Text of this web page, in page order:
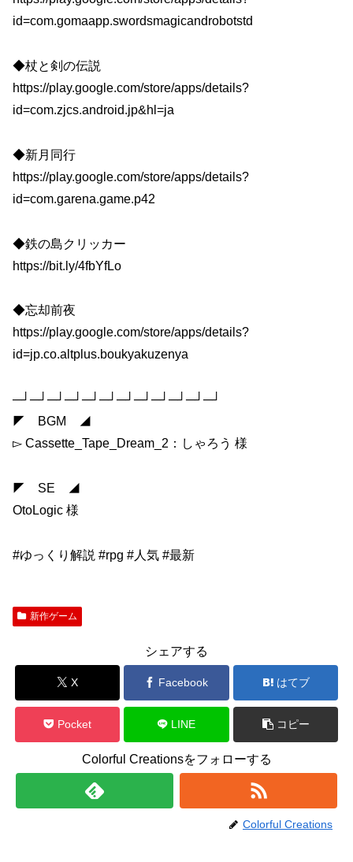
id=com.gomaapp.swordsmagicandrobotstd
◆杖と剣の伝説
https://play.google.com/store/apps/details?
id=com.zjcs.android.jp&hl=ja
◆新月同行
https://play.google.com/store/apps/details?
id=com.garena.game.p42
◆鉄の島クリッカー
https://bit.ly/4fbYfLo
◆忘却前夜
https://play.google.com/store/apps/details?
id=jp.co.altplus.boukyakuzenya
─┘─┘─┘─┘─┘─┘─┘─┘─┘─┘─┘─┘
◤ BGM ◢
▻ Cassette_Tape_Dream_2：しゃろう 様
◤ SE ◢
OtoLogic 様
#ゆっくり解説 #rpg #人気 #最新
新作ゲーム
シェアする
X Facebook はてブ
Pocket LINE コピー
Colorful Creationsをフォローする
Colorful Creations